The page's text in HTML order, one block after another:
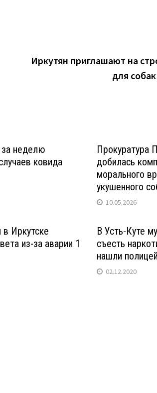
Иркутян приглашают на
для
за неделю
ковида
Прокуратура
добилась
морального
укушенного
10.05.2026
в Иркутске
из-за аварии 1
В Усть-Куте
съесть
нашли
02.12.2020